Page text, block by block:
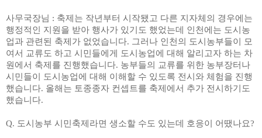
사무국장님 : 축제는 작년부터 시작됐고 다른 지자체의 경우에는
행정적인 지원을 받아 행사가 있기도 했었는데 인천에는 도시농
업과 관련된 축제가 없었습니다. 그러나 인천의 도시농부들이 모
여서 교류도 하고 시민들에게 도시농업에 대해 알리고자 하는 차
원에서 축제를 진행했습니다. 농부들의 교류를 위한 농부장터나
시민들이 도시농업에 대해 이해할 수 있도록 전시와 체험을 진행
했습니다. 올해는 토종종자 컨셉트를 축제에서 추가 전시하기도
했습니다.
Q. 도시농부 시민축제라면 생소할 수도 있는데 호응이 어땠나요?